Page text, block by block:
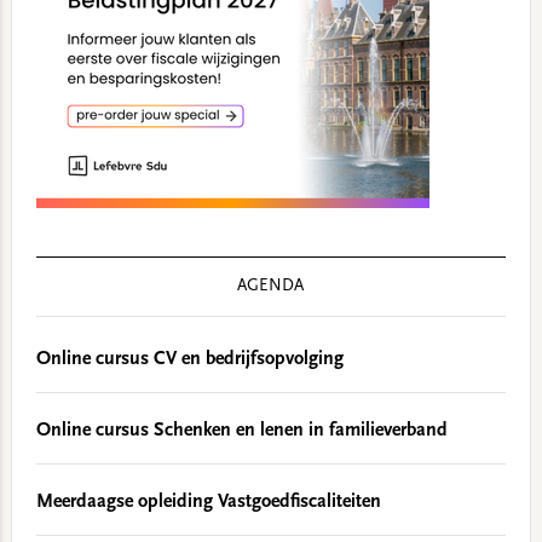
AGENDA
Online cursus CV en bedrijfsopvolging
Online cursus Schenken en lenen in familieverband
Meerdaagse opleiding Vastgoedfiscaliteiten